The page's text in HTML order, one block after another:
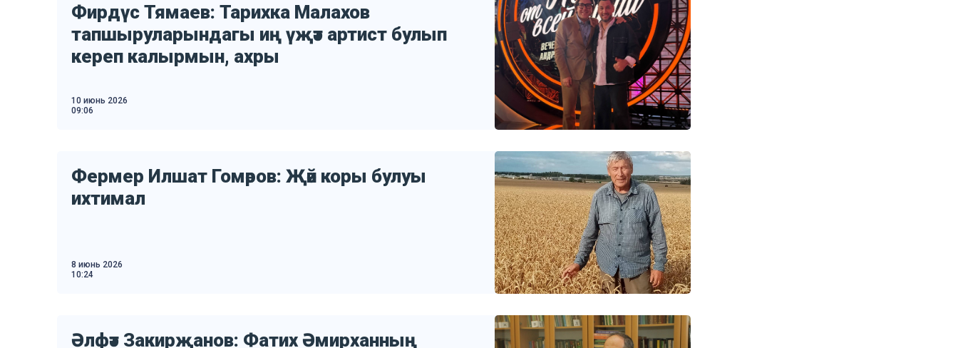
Фирдүс Тямаев: Тарихка Малахов
тапшыруларындагы иң үҗәт артист булып
кереп калырмын, ахры
10 июнь 2026
09:06
Фермер Илшат Гомәров: Җәй коры булуы
ихтимал
8 июнь 2026
10:24
Әлфәт Закирҗанов: Фатих Әмирханның